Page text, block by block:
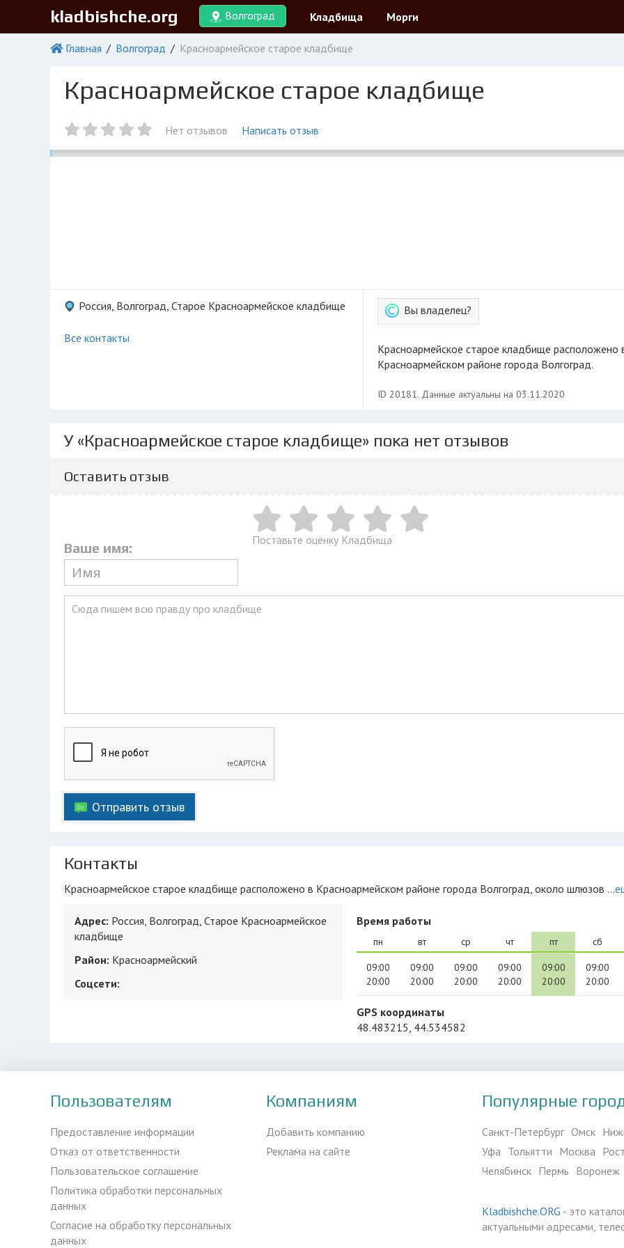
kladbishche.org Волгоград Кладбища Морги
Главная Волгоград Красноармейское старое кладбище
Красноармейское старое кладбище
Нет отзывов Написать отзыв
Россия, Волгоград, Старое Красноармейское кладбище
Все контакты
Вы владелец?
Красноармейское старое кладбище расположено в
Красноармейском районе города Волгоград.
ID 20181. Данные актуальны на 03.11.2020
У «Красноармейское старое кладбище» пока нет отзывов
Оставить отзыв
Ваше имя: Поставьте оценку Кладбища
Отправить отзыв
Контакты
Красноармейское старое кладбище расположено в Красноармейском районе города Волгоград, около шлюзов ...
Адрес: Россия, Волгоград, Старое Красноармейское
кладбище
Район: Красноaрмейский
Соцсети:
Время работы
пн
09:00
20:00
вт
09:00
20:00
ср
09:00
20:00
чт
09:00
20:00
пт
09:00
20:00
сб
09:00
20:00
GPS координаты
48.483215, 44.534582
Пользователям
Предоставление информации
Отказ от ответственности
Пользовательское соглашение
Политика обработки персональных
данных
Согласие на обработку персональных
данных
Компаниям
Добавить компанию
Реклама на сайте
Популярные
Санкт-Петербург Омск
Уфа Тольятти Москва
Челябинск Пермь Воронеж
Kladbishche.ORG - это
актуальными адресами,